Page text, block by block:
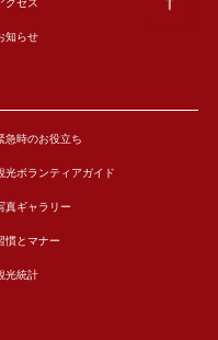
クセス
知らせ
急時のお役立ち
光ボランティアガイド
真ギャラリー
慣とマナー
光統計